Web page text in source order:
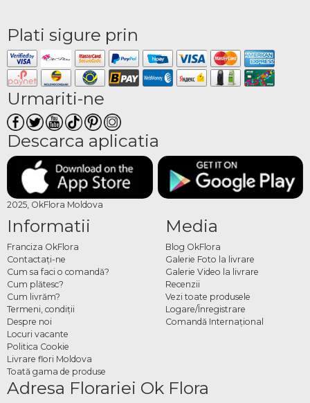
Plati sigure prin
Urmariti-ne
Descarca aplicatia
2025, OkFlora Moldova
Informatii
Franciza OkFlora
Contactaţi-ne
Cum sa faci o comandă?
Cum plătesc?
Cum livrăm?
Termeni, condiţii
Despre noi
Locuri vacante
Politica Cookie
Livrare flori Moldova
Toată gama de produse
Media
Blog OkFlora
Galerie Foto la livrare
Galerie Video la livrare
Recenzii
Vezi toate produsele
Logare/Înregistrare
Comandă Internațional
Adresa Florariei Ok Flora